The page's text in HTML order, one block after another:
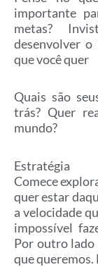
importante
metas?
desenvolver
que você quer
Quais são
trás? Quer
mundo?
Estratégia
Comece
quer estar
a velocidade
impossível
Por outro
que queremos.